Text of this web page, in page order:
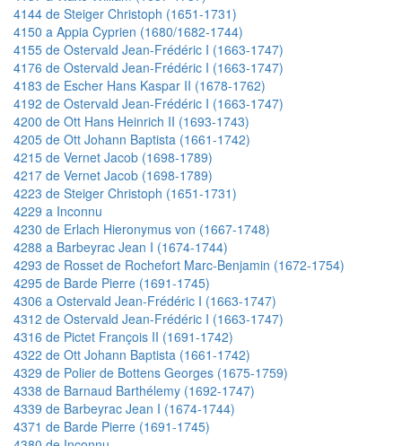
4144 de Steiger Christoph (1651-1731)
4150 a Appia Cyprien (1680/1682-1744)
4155 de Ostervald Jean-Frédéric I (1663-1747)
4176 de Ostervald Jean-Frédéric I (1663-1747)
4183 de Escher Hans Kaspar II (1678-1762)
4192 de Ostervald Jean-Frédéric I (1663-1747)
4200 de Ott Hans Heinrich II (1693-1743)
4205 de Ott Johann Baptista (1661-1742)
4215 de Vernet Jacob (1698-1789)
4217 de Vernet Jacob (1698-1789)
4223 de Steiger Christoph (1651-1731)
4229 a Inconnu
4230 de Erlach Hieronymus von (1667-1748)
4288 a Barbeyrac Jean I (1674-1744)
4293 de Rosset de Rochefort Marc-Benjamin (1672-1754)
4295 de Barde Pierre (1691-1745)
4306 a Ostervald Jean-Frédéric I (1663-1747)
4312 de Ostervald Jean-Frédéric I (1663-1747)
4316 de Pictet François II (1691-1742)
4322 de Ott Johann Baptista (1661-1742)
4329 de Polier de Bottens Georges (1675-1759)
4338 de Barnaud Barthélemy (1692-1747)
4339 de Barbeyrac Jean I (1674-1744)
4371 de Barde Pierre (1691-1745)